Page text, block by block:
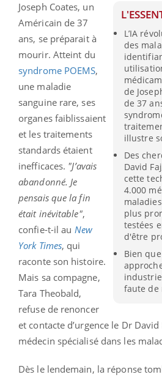
L’IA
des
de
de 37
illustre
Des
David
cette
4.000
plus
testées
d'être
Bien
faute de
Joseph Coates, un
Américain de 37
ans, se préparait à
mourir. Atteint du
syndrome POEMS,
une maladie
sanguine rare, ses
organes faiblissaient
et les traitements
standards étaient
inefficaces. "J’avais
abandonné. Je
pensais que la fin
était inévitable",
confie-t-il au New
York Times, qui
raconte son histoire.
Mais sa compagne,
Tara Theobald,
refuse de renoncer
et contacte d’urgence le Dr
médecin spécialisé dans les
Dès le lendemain, la réponse